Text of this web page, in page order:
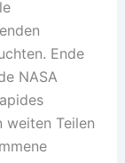
Ende
NASA
weiten Teilen